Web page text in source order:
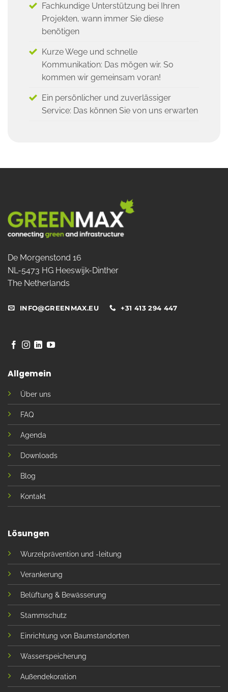
Fachkundige Unterstützung bei Ihren
Projekten, wann immer Sie diese
benötigen
Kurze Wege und schnelle
Kommunikation: Das mögen wir. So
kommen wir gemeinsam voran!
Ein persönlicher und zuverlässiger
Service: Das können Sie von uns erwarten
De Morgenstond 16
NL-5473 HG Heeswijk-Dinther
The Netherlands
INFO@GREENMAX.EU +31 413 294 447
Allgemein
Über uns
FAQ
Agenda
Downloads
Blog
Kontakt
Lösungen
Wurzelprävention und -leitung
Verankerung
Belüftung & Bewässerung
Stammschutz
Einrichtung von Baumstandorten
Wasserspeicherung
Außendekoration